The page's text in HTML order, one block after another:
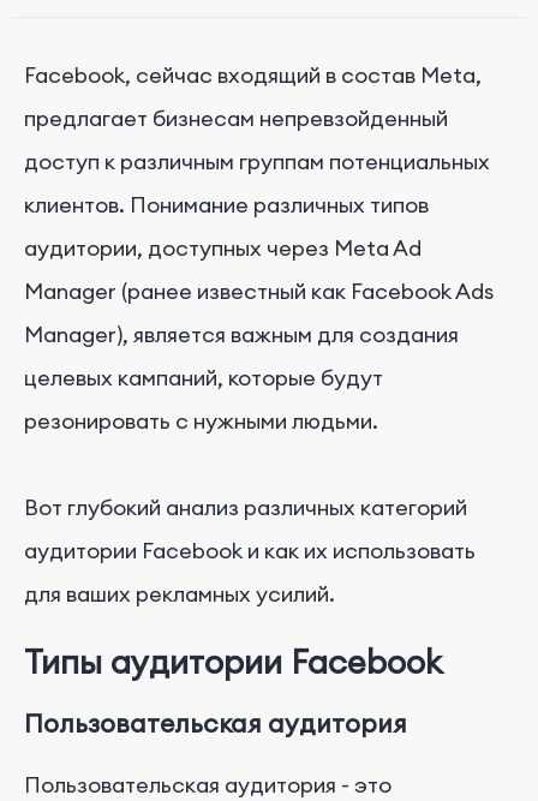
Facebook, сейчас входящий в состав Meta,
предлагает бизнесам непревзойденный
доступ к различным группам потенциальных
клиентов. Понимание различных типов
аудитории, доступных через Meta Ad
Manager (ранее известный как Facebook Ads
Manager), является важным для создания
целевых кампаний, которые будут
резонировать с нужными людьми.
Вот глубокий анализ различных категорий
аудитории Facebook и как их использовать
для ваших рекламных усилий.
Типы аудитории Facebook
Пользовательская аудитория
Пользовательская аудитория - это